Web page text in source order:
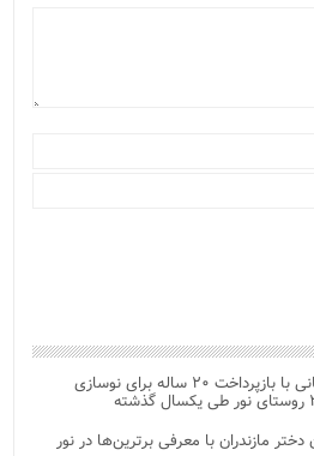
اعطای وام ۵۰۰ میلیون تومانی با بازپرداخت ۲۰ ساله برای نوسازی
مازندران با معرفی برترین‌ها در نور